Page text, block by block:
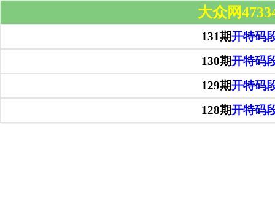
大众网
131期开特码
130期开特码
129期开特码
128期开特码